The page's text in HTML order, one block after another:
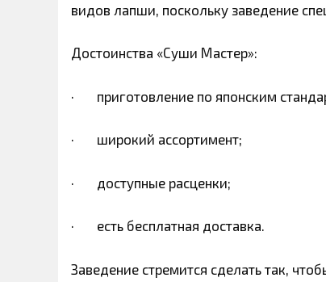
видов лапши, поскольку заведение
Достоинства «Суши Мастер»:
· приготовление по японским
· широкий ассортимент;
· доступные расценки;
· есть бесплатная доставка.
Заведение стремится сделать так,